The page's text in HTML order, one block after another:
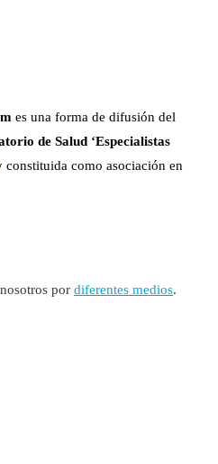
es una forma de difusión del
de Salud ‘Especialistas
constituida como asociación en
por diferentes medios.